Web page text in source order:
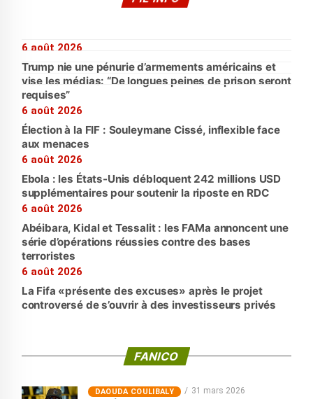
6 août 2026
Trump nie une pénurie d’armements américains et
vise les médias: “De longues peines de prison seront
requises”
6 août 2026
Élection à la FIF : Souleymane Cissé, inflexible face
aux menaces
6 août 2026
Ebola : les États-Unis débloquent 242 millions USD
supplémentaires pour soutenir la riposte en RDC
6 août 2026
Abéibara, Kidal et Tessalit : les FAMa annoncent une
série d’opérations réussies contre des bases
terroristes
6 août 2026
La Fifa «présente des excuses» après le projet
controversé de s’ouvrir à des investisseurs privés
FANICO
‎DAOUDA COULIBALY 31 mars 2026